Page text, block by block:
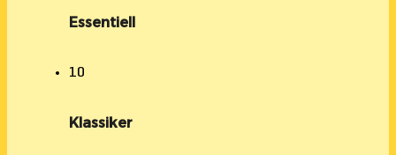
Essentiell
10
Klassiker